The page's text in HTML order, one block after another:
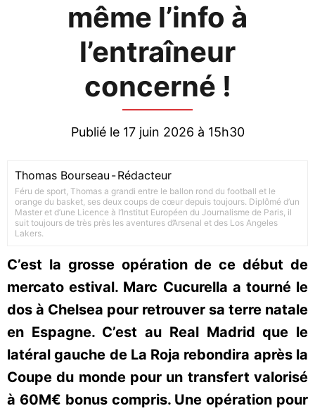
même l’info à
l’entraîneur
concerné !
Publié le 17 juin 2026 à 15h30
Thomas Bourseau -Rédacteur
Féru de sport, Thomas a grandi entre le ballon rond du football et le
orange du basket, ses deux coups de cœur depuis toujours. Diplômé d’un
Master et d’une Licence à l’Institut Européen du Journalisme de Paris, il
suit toujours de très près les aventures d’Arsenal et des Los Angeles
Lakers.
C’est la grosse opération de ce début de
mercato estival. Marc Cucurella a tourné le
dos à Chelsea pour retrouver sa terre natale
en Espagne. C’est au Real Madrid que le
latéral gauche de La Roja rebondira après la
Coupe du monde pour un transfert valorisé
à 60M€ bonus compris. Une opération pour